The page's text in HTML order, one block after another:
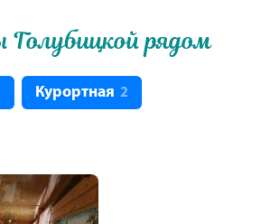
рядом
Курортная 2